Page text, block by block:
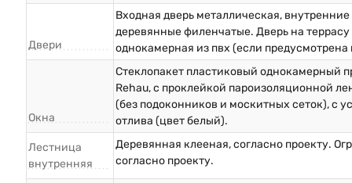
Двери
Входная дверь металлическая, внутренние
деревянные филенчатые. Дверь на
однокамерная из пвх (если предусмотрена
Окна
Стеклопакет пластиковый однокамерный
Rehau, с проклейкой пароизоляционной
(без подоконников и москитных сеток), с
отлива (цвет белый).
Лестница
внутренняя
Деревянная клееная, согласно проекту.
согласно проекту.